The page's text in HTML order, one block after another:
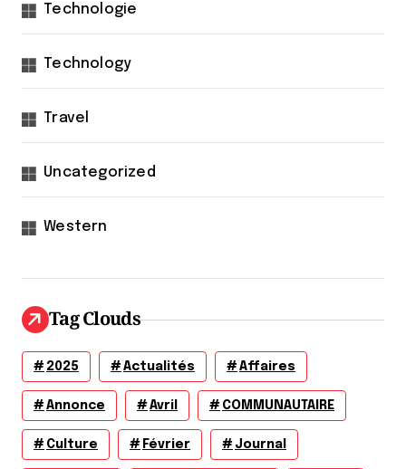
Technologie
Technology
Travel
Uncategorized
Western
Tag Clouds
2025 Actualités Affaires
Annonce Avril COMMUNAUTAIRE
Culture Février Journal